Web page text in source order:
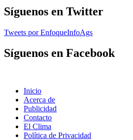
Síguenos en Twitter
Tweets por EnfoqueInfoAgs
Síguenos en Facebook
Inicio
Acerca de
Publicidad
Contacto
El Clima
Política de Privacidad